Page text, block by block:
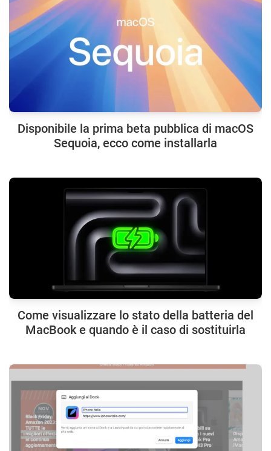
Disponibile la prima beta pubblica di macOS
Sequoia, ecco come installarla
Come visualizzare lo stato della batteria del
MacBook e quando è il caso di sostituirla